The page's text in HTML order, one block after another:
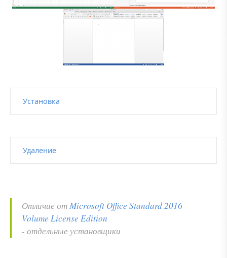
Установка
Удаление
Отличие отMicrosoft Office Standard 2016
Volume License Edition
- отдельные установщики